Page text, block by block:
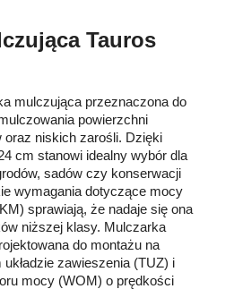
Tauros
mulczująca przeznaczona do
powierzchni
niskich zarośli. Dzięki
cm stanowi idealny wybór dla
sadów czy konserwacji
wymagania dotyczące mocy
sprawiają, że nadaje się ona
niższej klasy. Mulczarka
do montażu na
zawieszenia (TUZ) i
mocy (WOM) o prędkości